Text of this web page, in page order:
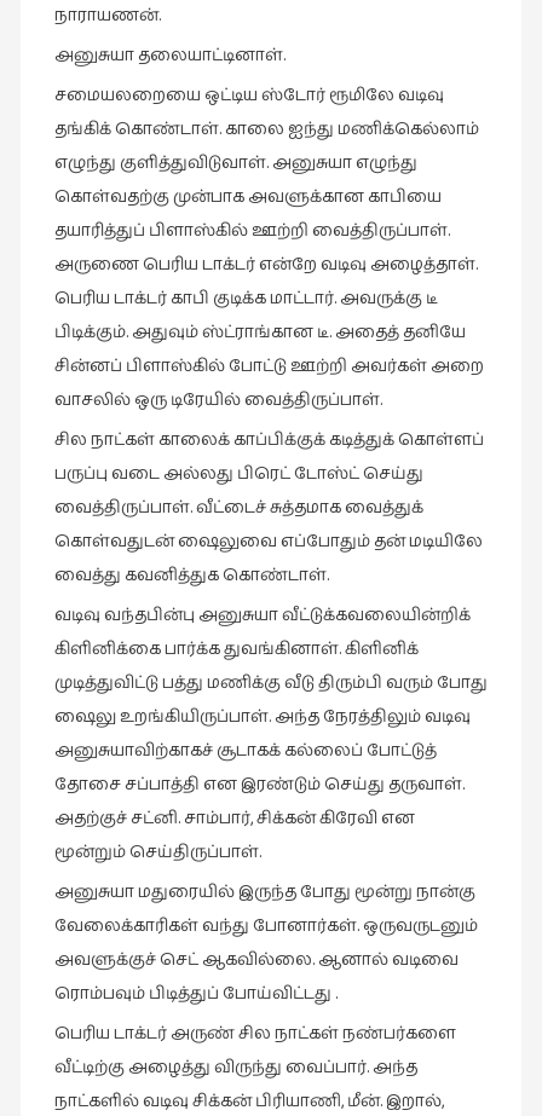
நாராயணன்.
அனுசுயா தலையாட்டினாள்.
சமையலறையை ஒட்டிய ஸ்டோர் ரூமிலே வடிவு
தங்கிக் கொண்டாள். காலை ஐந்து மணிக்கெல்லாம்
எழுந்து குளித்துவிடுவாள். அனுசுயா எழுந்து
கொள்வதற்கு முன்பாக அவளுக்கான காபியை
தயாரித்துப் பிளாஸ்கில் ஊற்றி வைத்திருப்பாள்.
அருணை பெரிய டாக்டர் என்றே வடிவு அழைத்தாள்.
பெரிய டாக்டர் காபி குடிக்க மாட்டார். அவருக்கு டீ
பிடிக்கும். அதுவும் ஸ்ட்ராங்கான டீ. அதைத் தனியே
சின்னப் பிளாஸ்கில் போட்டு ஊற்றி அவர்கள் அறை
வாசலில் ஒரு டிரேயில் வைத்திருப்பாள்.
சில நாட்கள் காலைக் காப்பிக்குக் கடித்துக் கொள்ளப்
பருப்பு வடை அல்லது பிரெட் டோஸ்ட் செய்து
வைத்திருப்பாள். வீட்டைச் சுத்தமாக வைத்துக்
கொள்வதுடன் ஷைலுவை எப்போதும் தன் மடியிலே
வைத்து கவனித்துக கொண்டாள்.
வடிவு வந்தபின்பு அனுசுயா வீட்டுக்கவலையின்றிக்
கிளினிக்கை பார்க்க துவங்கினாள். கிளினிக்
முடித்துவிட்டு பத்து மணிக்கு வீடு திரும்பி வரும் போது
ஷைலு உறங்கியிருப்பாள். அந்த நேரத்திலும் வடிவு
அனுசுயாவிற்காகச் சூடாகக் கல்லைப் போட்டுத்
தோசை சப்பாத்தி என இரண்டும் செய்து தருவாள்.
அதற்குச் சட்னி. சாம்பார், சிக்கன் கிரேவி என
மூன்றும் செய்திருப்பாள்.
அனுசுயா மதுரையில் இருந்த போது மூன்று நான்கு
வேலைக்காரிகள் வந்து போனார்கள். ஒருவருடனும்
அவளுக்குச் செட் ஆகவில்லை. ஆனால் வடிவை
ரொம்பவும் பிடித்துப் போய்விட்டது .
பெரிய டாக்டர் அருண் சில நாட்கள் நண்பர்களை
வீட்டிற்கு அழைத்து விருந்து வைப்பார். அந்த
நாட்களில் வடிவு சிக்கன் பிரியாணி, மீன். இறால்,